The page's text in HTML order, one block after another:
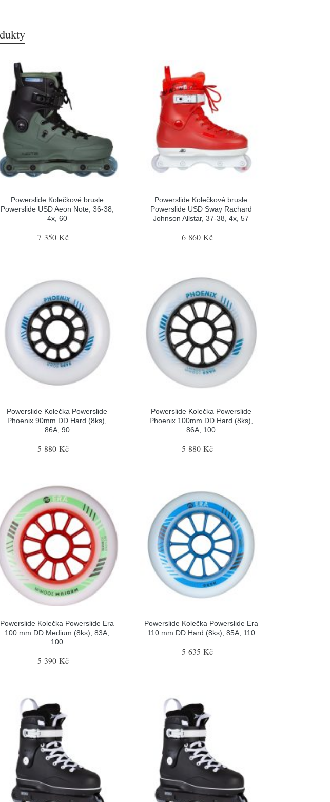
Powerslide Kolečkové brusle
Powerslide USD Aeon Note, 36-38,
4x, 60
7 350 Kč
Powerslide Kolečkové brusle
Powerslide USD Sway Rachard
Johnson Allstar, 37-38, 4x, 57
6 860 Kč
Powerslide Kolečka Powerslide
Phoenix 90mm DD Hard (8ks),
86A, 90
5 880 Kč
Powerslide Kolečka Powerslide
Phoenix 100mm DD Hard (8ks),
86A, 100
5 880 Kč
Powerslide Kolečka Powerslide Era
100 mm DD Medium (8ks), 83A,
100
5 390 Kč
Powerslide Kolečka Powerslide Era
110 mm DD Hard (8ks), 85A, 110
5 635 Kč